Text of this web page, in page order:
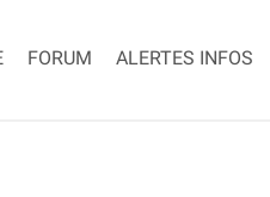
FORUM ALERTES INFOS